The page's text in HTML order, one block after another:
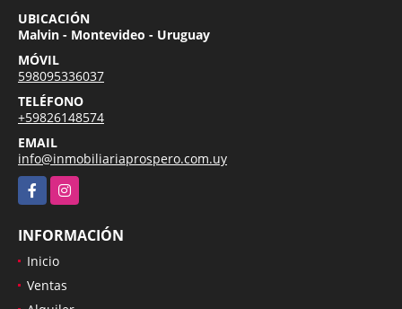
UBICACIÓN
Malvin - Montevideo - Uruguay
MÓVIL
598095336037
TELÉFONO
+59826148574
EMAIL
info@inmobiliariaprospero.com.uy
FacebookInstagram
INFORMACIÓN
Inicio
Ventas